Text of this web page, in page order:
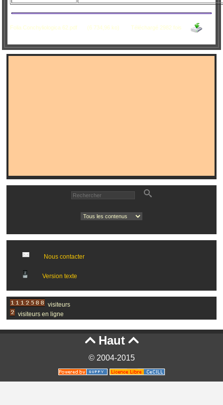
Folia Conchyliologica 62.pdf (6 734,96 ko) Téléchargé 2982 fois
Nous contacter
Version texte
visiteurs
visiteurs en ligne
Haut 
© 2004-2015